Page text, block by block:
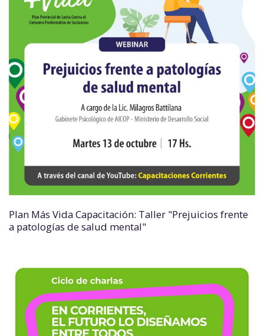
Plan Más Vida Capacitación: Taller "Prejuicios frente
a patologías de salud mental"